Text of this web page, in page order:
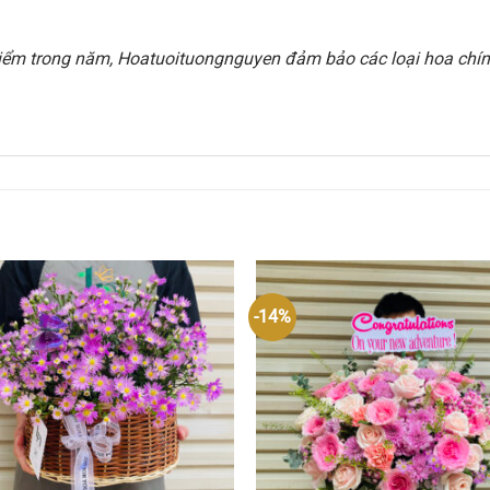
trong năm, Hoatuoituongnguyen đảm bảo các loại hoa
-14%